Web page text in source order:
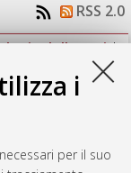
i
per il suo
RSS 2.0
della tesi|
in different